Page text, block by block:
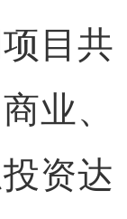
目共
业、
资达